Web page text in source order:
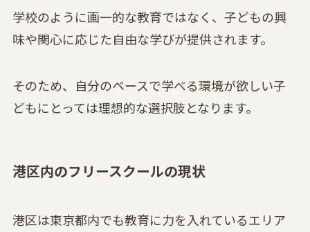
学校のように画一的な教育ではなく、子どもの興
味や関心に応じた自由な学びが提供されます。
そのため、自分のペースで学べる環境が欲しい子
どもにとっては理想的な選択肢となります。
港区内のフリースクールの現状
港区は東京都内でも教育に力を入れているエリア